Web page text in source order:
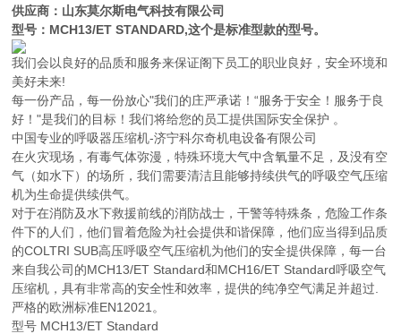
供应商：山东莫尔斯电气科技有限公司
型号：MCH13/ET STANDARD,这个是标准型款的型号。
我们会以良好的品质和服务来保证阁下员工的职业良好，安全环境和
美好未来!
每一份产品，每一份放心"我们的庄严承诺！“服务于安全！服务于良
好！"是我们的目标！我们将给您的员工提供国际安全保护 。
中国专业的呼吸器压缩机-济宁科尔奇机电设备有限公司
在火灾现场，有毒气体弥漫，特殊环境大气中含氧量不足，及没有空
气（如水下）的场所，我们需要清洁且能够持续供气的呼吸空气压缩
机为生命提供续供气。
对于在消防及水下救援前线的消防战士，干警等特殊条，危险工作条
件下的人们，他们冒着危险为社会提供和谐保障，他们应当得到品质
的COLTRI SUB高压呼吸空气压缩机为他们的安全提供保障，每一台
来自我公司的MCH13/ET Standard和MCH16/ET Standard呼吸空气
压缩机，具有非常高的安全性和效率，提供的纯净空气满足并超过.
严格的欧洲标准EN12021。
型号 MCH13/ET Standard